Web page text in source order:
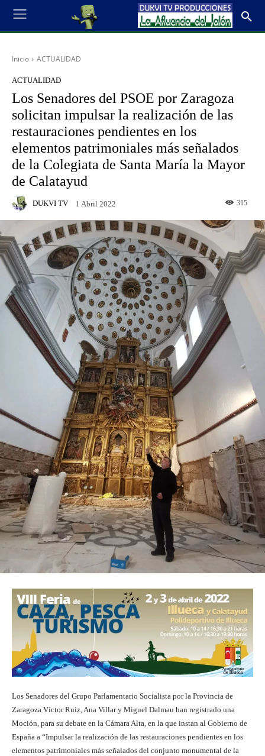
Inicio ACTUALIDAD
ACTUALIDAD
Los Senadores del PSOE por Zaragoza
solicitan impulsar la realización de las
restauraciones pendientes en los
elementos patrimoniales más señalados
de la Colegiata de Santa María la Mayor
de Calatayud
DUKVI TV 1 Abril 2022 315
Los Senadores del Grupo Parlamentario Socialista por la Provincia de
Zaragoza Víctor Ruiz, Ana Villar y Miguel Dalmau han registrado una
Moción, para su debate en la Cámara Alta, en la que instan al Gobierno de
España a “Impulsar la realización de las restauraciones pendientes en los
elementos patrimoniales más señalados del conjunto monumental de la